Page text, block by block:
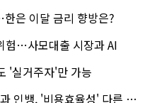
은 이달 금리 향방은?
험…사모대출 시장과 AI
'실거주자'만 가능
, '비용효율성' 다른 잣대 왜?